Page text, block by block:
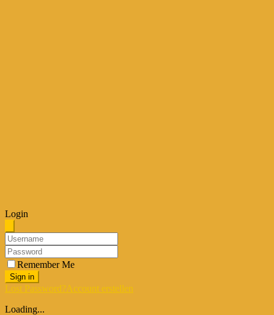
Login
Remember Me
Sign in
Lost Password?Account erstellen
Loading...